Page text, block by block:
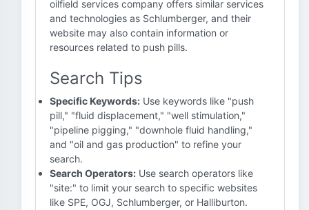
oilfield services company offers similar services
and technologies as Schlumberger, and their
website may also contain information or
resources related to push pills.
Search Tips
Specific Keywords: Use keywords like "push
pill," "fluid displacement," "well stimulation,"
"pipeline pigging," "downhole fluid handling,"
and "oil and gas production" to refine your
search.
Search Operators: Use search operators like
"site:" to limit your search to specific websites
like SPE, OGJ, Schlumberger, or Halliburton.